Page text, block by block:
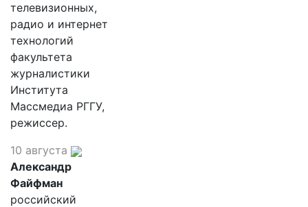
телевизионных,
радио и интернет
технологий
факультета
журналистики
Института
Массмедиа РГГУ,
режиссер.
10 августа
Александр
Файфман
российский